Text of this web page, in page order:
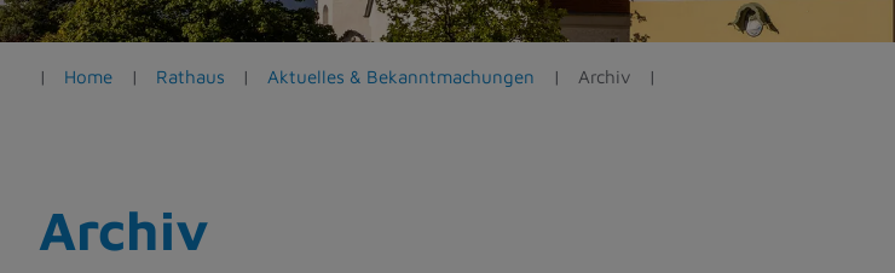
e
n
Home Rathaus Aktuelles & Bekanntmachungen Archiv
Archiv